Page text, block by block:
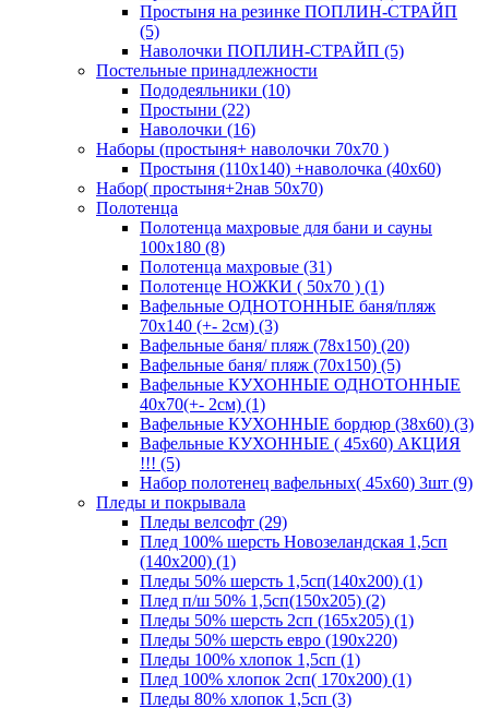
Простыня на резинке ПОПЛИН-СТРАЙП
(5)
Наволочки ПОПЛИН-СТРАЙП (5)
Постельные принадлежности
Пододеяльники (10)
Простыни (22)
Наволочки (16)
Наборы (простыня+ наволочки 70х70 )
Простыня (110х140) +наволочка (40х60)
Набор( простыня+2нав 50х70)
Полотенца
Полотенца махровые для бани и сауны
100х180 (8)
Полотенца махровые (31)
Полотенце НОЖКИ ( 50х70 ) (1)
Вафельные ОДНОТОННЫЕ баня/пляж
70х140 (+- 2см) (3)
Вафельные баня/ пляж (78х150) (20)
Вафельные баня/ пляж (70х150) (5)
Вафельные КУХОННЫЕ ОДНОТОННЫЕ
40х70(+- 2см) (1)
Вафельные КУХОННЫЕ бордюр (38х60) (3)
Вафельные КУХОННЫЕ ( 45х60) АКЦИЯ
!!! (5)
Набор полотенец вафельных( 45х60) 3шт (9)
Пледы и покрывала
Пледы велсофт (29)
Плед 100% шерсть Новозеландская 1,5сп
(140х200) (1)
Пледы 50% шерсть 1,5сп(140х200) (1)
Плед п/ш 50% 1,5сп(150х205) (2)
Пледы 50% шерсть 2сп (165х205) (1)
Пледы 50% шерсть евро (190х220)
Пледы 100% хлопок 1,5сп (1)
Плед 100% хлопок 2сп( 170х200) (1)
Пледы 80% хлопок 1,5сп (3)